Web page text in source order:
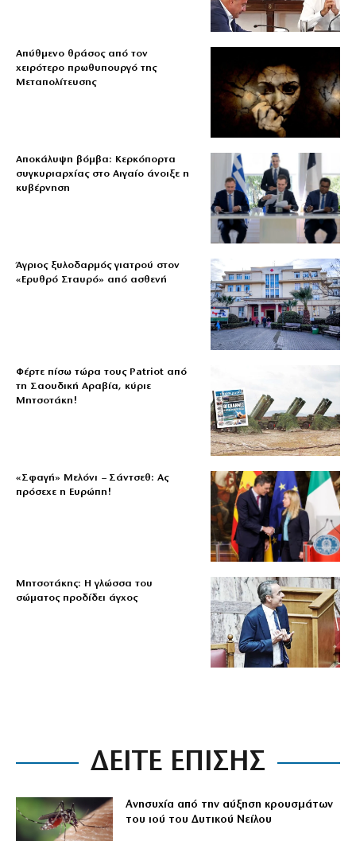
Απύθμενο θράσος από τον
χειρότερο πρωθυπουργό της
Μεταπολίτευσης
Αποκάλυψη βόμβα: Κερκόπορτα
συγκυριαρχίας στο Αιγαίο άνοιξε η
κυβέρνηση
Άγριος ξυλοδαρμός γιατρού στον
«Ερυθρό Σταυρό» από ασθενή
Φέρτε πίσω τώρα τους Patriot από
τη Σαουδική Αραβία, κύριε
Μητσοτάκη!
«Σφαγή» Μελόνι – Σάντσεθ: Ας
πρόσεχε η Ευρώπη!
Μητσοτάκης: Η γλώσσα του
σώματος προδίδει άγχος
ΔΕΙΤΕ ΕΠΙΣΗΣ
Ανησυχία από την αύξηση κρουσμάτων
του ιού του Δυτικού Νείλου